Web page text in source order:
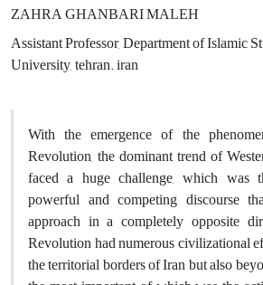
ZAHRA GHANBARI MALEH
Assistant Professor, Department of Islamic
University, tehran. iran
With the emergence of the
Revolution, the dominant trend of
faced a huge challenge, which was
powerful and competing discourse
approach in a completely opposite
Revolution had numerous civilizational
the territorial borders of Iran but also